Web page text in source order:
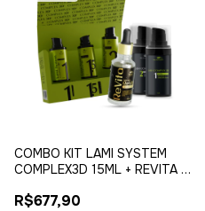
COMBO KIT LAMI SYSTEM
COMPLEX3D 15ML + REVITA +
R$677,90